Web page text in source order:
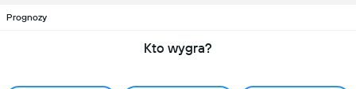
Prognozy
Kto wygra?